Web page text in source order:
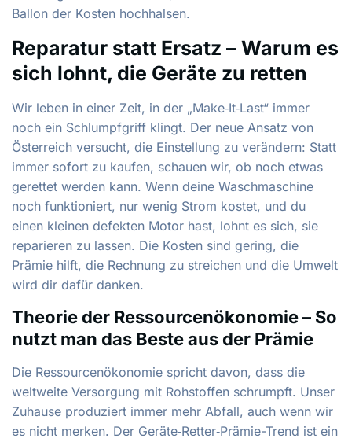
Ballon der Kosten hochhalsen.
Reparatur statt Ersatz – Warum es
sich lohnt, die Geräte zu retten
Wir leben in einer Zeit, in der „Make‑It‑Last“ immer
noch ein Schlumpfgriff klingt. Der neue Ansatz von
Österreich versucht, die Einstellung zu verändern: Statt
immer sofort zu kaufen, schauen wir, ob noch etwas
gerettet werden kann. Wenn deine Waschmaschine
noch funktioniert, nur wenig Strom kostet, und du
einen kleinen defekten Motor hast, lohnt es sich, sie
reparieren zu lassen. Die Kosten sind gering, die
Prämie hilft, die Rechnung zu streichen und die Umwelt
wird dir dafür danken.
Theorie der Ressourcen­ökonomie – So
nutzt man das Beste aus der Prämie
Die Ressourcenökonomie spricht davon, dass die
weltweite Versorgung mit Rohstoffen schrumpft. Unser
Zuhause produziert immer mehr Abfall, auch wenn wir
es nicht merken. Der Geräte‑Retter‑Prämie-Trend ist ein